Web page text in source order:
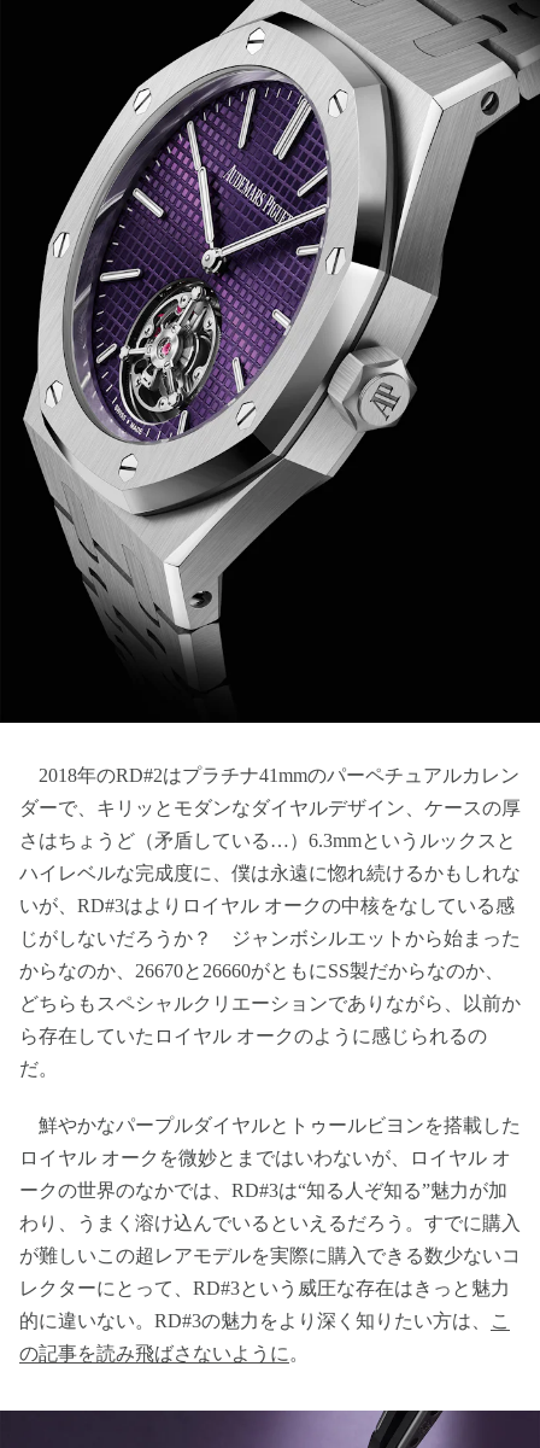
2018年のRD#2はプラチナ41mmのパーペチュアルカレン
ダーで、キリッとモダンなダイヤルデザイン、ケースの厚
さはちょうど（矛盾している…）6.3mmというルックスと
ハイレベルな完成度に、僕は永遠に惚れ続けるかもしれな
いが、RD#3はよりロイヤル オークの中核をなしている感
じがしないだろうか？ ジャンボシルエットから始まった
からなのか、26670と26660がともにSS製だからなのか、
どちらもスペシャルクリエーションでありながら、以前か
ら存在していたロイヤル オークのように感じられるの
だ。
鮮やかなパープルダイヤルとトゥールビヨンを搭載した
ロイヤル オークを微妙とまではいわないが、ロイヤル オ
ークの世界のなかでは、RD#3は“知る人ぞ知る”魅力が加
わり、うまく溶け込んでいるといえるだろう。すでに購入
が難しいこの超レアモデルを実際に購入できる数少ないコ
レクターにとって、RD#3という威圧な存在はきっと魅力
的に違いない。RD#3の魅力をより深く知りたい方は、
こ
の記事を読み飛ばさないように 。